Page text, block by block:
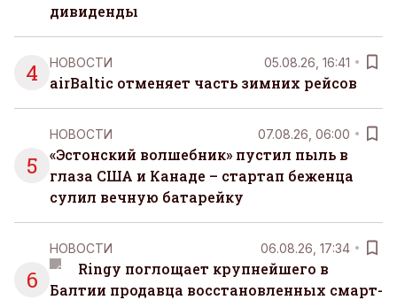
дивиденды
4 НОВОСТИ 05.08.26, 16:41
airBaltic отменяет часть зимних рейсов
5
НОВОСТИ 07.08.26, 06:00
«Эстонский волшебник» пустил пыль в
глаза США и Канаде – стартап беженца
сулил вечную батарейку
6
НОВОСТИ 06.08.26, 17:34
Ringy поглощает крупнейшего в
Балтии продавца восстановленных смарт-